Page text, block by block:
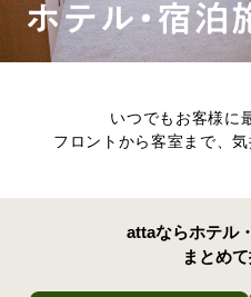
いつでもお客様に
フロントから客室まで、
attaならホテル
まとめ